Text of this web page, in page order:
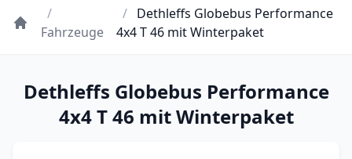
/
Fahrzeuge
/ Dethleffs Globebus Performance
4x4 T 46 mit Winterpaket
Dethleffs Globebus Performance
4x4 T 46 mit Winterpaket